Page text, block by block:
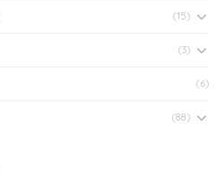
(15)
(3)
(6)
(88)